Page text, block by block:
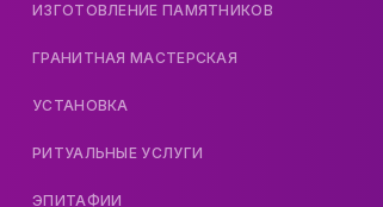
ИЗГОТОВЛЕНИЕ ПАМЯТНИКОВ
ГРАНИТНАЯ МАСТЕРСКАЯ
УСТАНОВКА
РИТУАЛЬНЫЕ УСЛУГИ
ЭПИТАФИИ